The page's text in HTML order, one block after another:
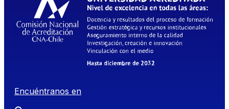
Encuéntranos en